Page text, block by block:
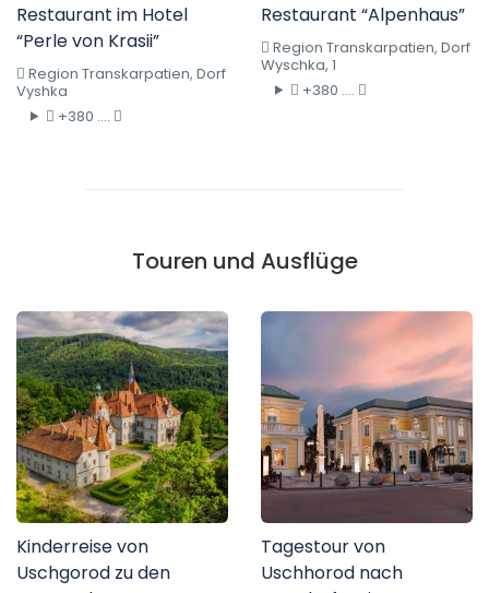
Restaurant im Hotel
“Perle von Krasii”
Region Transkarpatien, Dorf
Vyshka
+380 ....
Restaurant “Alpenhaus”
Region Transkarpatien, Dorf
Wyschka, 1
+380 ....
Touren und Ausflüge
Kinderreise von
Uschgorod zu den
Tagestour von
Uschhorod nach